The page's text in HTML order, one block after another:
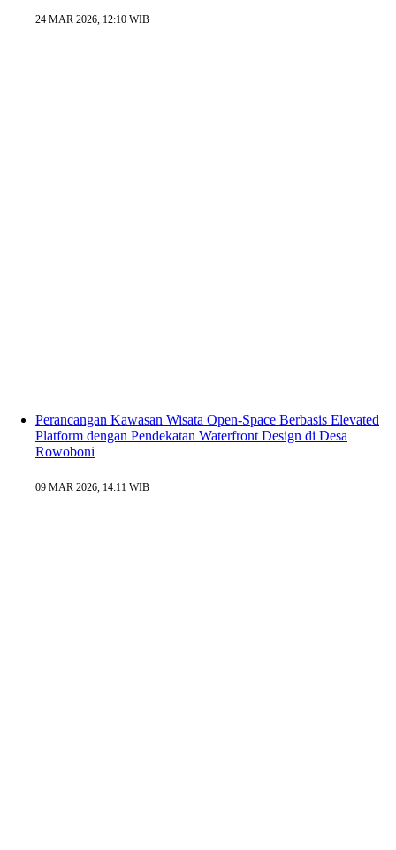
24 MAR 2026, 12:10 WIB
Perancangan Kawasan Wisata Open-Space Berbasis Elevated
Platform dengan Pendekatan Waterfront Design di Desa
Rowoboni
09 MAR 2026, 14:11 WIB